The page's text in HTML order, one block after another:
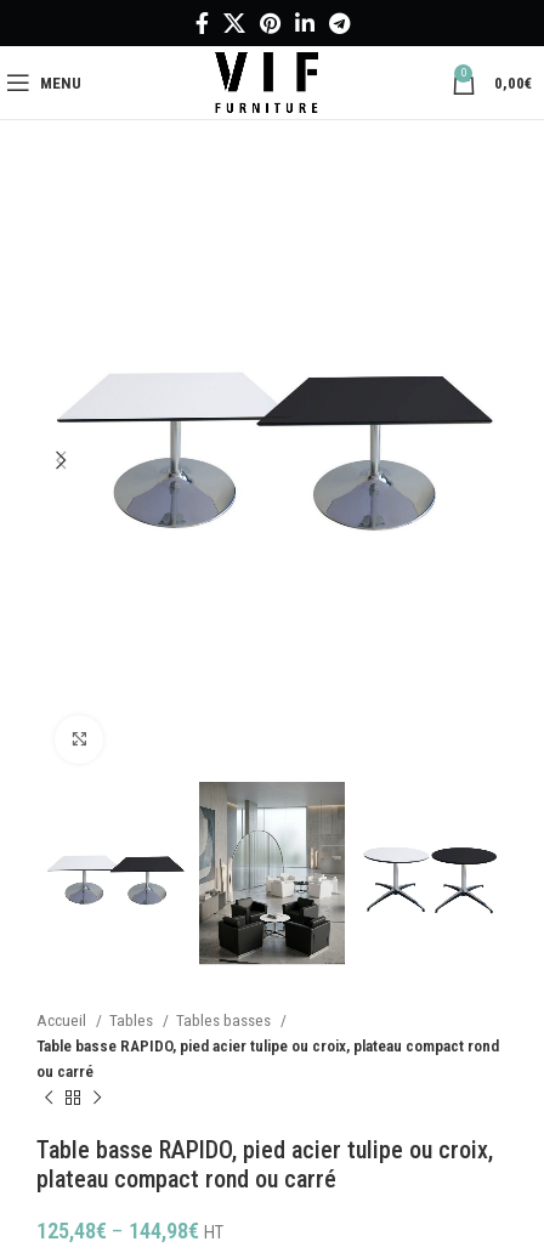
MENU
0
0,00€
Accueil Tables
Tables basses
Table basse RAPIDO, pied acier tulipe ou croix, plateau compact rond
ou carré
Table basse RAPIDO, pied acier tulipe ou croix,
plateau compact rond ou carré
125,48€ – 144,98€ HT